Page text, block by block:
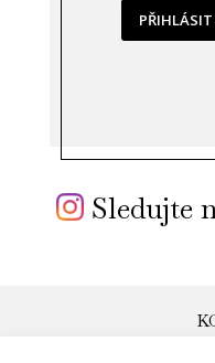
PŘIHLÁSIT
Sledujte